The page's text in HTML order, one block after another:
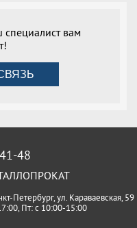
вам
48
Петербург, ул. Караваевская, 59
Пт: с 10:00-15:00